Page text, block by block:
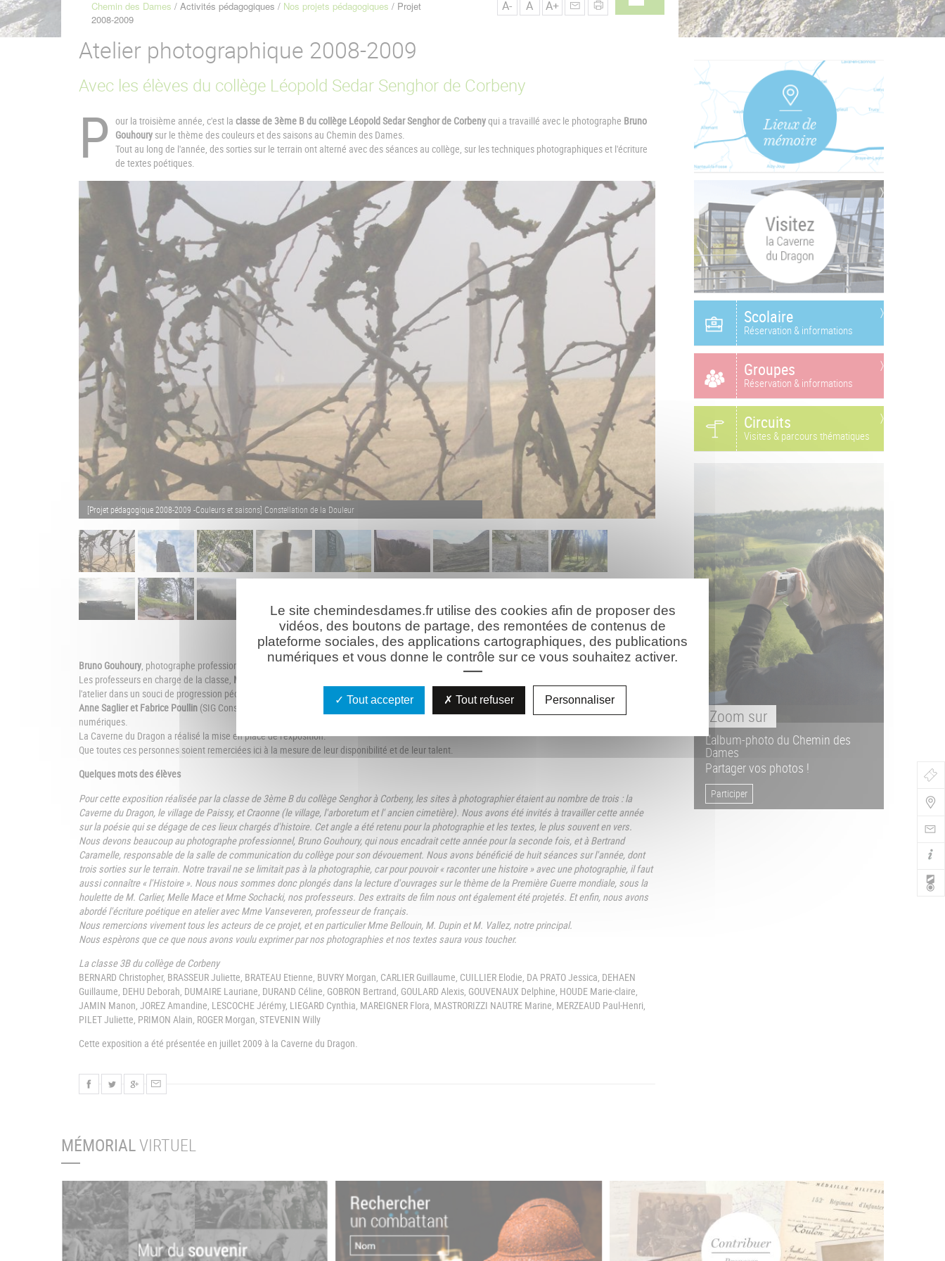
de
Fil
Chemin des Dames Activités pédagogiques Nos projets pédagogiques Projet
2008-2009
A- A A+
Atelier photographique 2008-2009
Avec les élèves du collège Léopold Sedar Senghor de Corbeny
P our la troisième année, c'est la classe de 3ème B du collège Léopold Sedar Senghorde Corbenyqui a travaillé avec le photographe Bruno
Gouhoury sur le thème des couleurs et des saisons au Chemin des Dames.
Tout au long de l'année, des sorties sur le terrain ont alterné avec des séances au collège, sur les techniques photographiques et l'écriture
de textes poétiques.
[Projet pédagogique 2008-2009 -Couleurs et saisons] Constellation de la Douleur [Projet pédagogique 2008-2009 -Couleurs et saisons] Constellation de la Douleur
Bruno Gouhoury , photographe professionnel, a accompagné les élèves dans leur découverte de la photographie avec patience et savoir-faire.
Les professeurs en charge de la classe, M. Caremelle, M. Carlier, Melle Mace, Mme Vanseveren, Mme Sochacki
l'atelier dans un souci de progression pédagogique et animé avec dynamisme chaque étape de l'atelier.
Anne Saglier et Fabrice Poullin (SIG Conseil départemental de l'Aisne) ont rendu possible cette exposition en réalisant les tirages des photographies
numériques.
La Caverne du Dragon a réalisé la mise en place de l'exposition.
Que toutes ces personnes soient remerciées ici à la mesure de leur disponibilité et de leur talent.
Quelques mots des élèves
Pour cette exposition réalisée par la classe de 3ème B du collège Senghor à Corbeny, les sites à photographier étaient au nombre de trois : la
Caverne du Dragon, le village de Paissy, et Craonne (le village, l'arboretum et l' ancien cimetière). Nous avons été invités à travailler cette année
sur la poésie qui se dégage de ces lieux chargés d'histoire. Cet angle a été retenu pour la photographie et les textes, le plus souvent en vers.
Nous devons beaucoup au photographe professionnel, Bruno Gouhoury, qui nous encadrait cette année pour la seconde fois, et à Bertrand
Caramelle, responsable de la salle de communication du collège pour son dévouement. Nous avons bénéficié de huit séances sur l'année, dont
trois sorties sur le terrain. Notre travail ne se limitait pas à la photographie, car pour pouvoir « raconter une histoire » avec une photographie, il faut
aussi connaître « l'Histoire ». Nous nous sommes donc plongés dans la lecture d'ouvrages sur le thème de la Première Guerre mondiale, sous la
houlette de M. Carlier, Melle Mace et Mme Sochacki, nos professeurs. Des extraits de film nous ont également été projetés. Et enfin, nous avons
abordé l'écriture poétique en atelier avec Mme Vanseveren, professeur de français.
Nous remercions vivement tous les acteurs de ce projet, et en particulier Mme Bellouin, M. Dupin et M. Vallez, notre principal.
Nous espèrons que ce que nous avons voulu exprimer par nos photographies et nos textes saura vous toucher.
La classe 3B du collège de Corbeny
BERNARD Christopher, BRASSEUR Juliette, BRATEAU Etienne, BUVRY Morgan, CARLIER Guillaume, CUILLIER Elodie, DA PRATO Jessica, DEHAEN
Guillaume, DEHU Deborah, DUMAIRE Lauriane, DURAND Céline, GOBRON Bertrand, GOULARD Alexis, GOUVENAUX Delphine, HOUDE Marie-claire,
JAMIN Manon, JOREZ Amandine, LESCOCHE Jérémy, LIEGARD Cynthia, MAREIGNER Flora, MASTRORIZZI NAUTRE Marine, MERZEAUD Paul-Henri,
PILET Juliette, PRIMON Alain, ROGER Morgan, STEVENIN Willy
Cette exposition a été présentée en juillet 2009 à la Caverne du Dragon.
Scolaire
Réservation & informations
Groupes
Réservation & informations
Circuits
Visites & parcours thématiques
Zoom sur
L'album-photo du Chemin des
Dames
Partager vos photos !
Participer
MÉMORIALVIRTUEL
Le site chemindesdames.fr utilise des cookies afin de proposer des
vidéos, des boutons de partage, des remontées de contenus de
plateforme sociales, des applications cartographiques, des publications
numériques et vous donne le contrôle sur ce vous souhaitez activer.
Tout accepter Tout refuser Personnaliser